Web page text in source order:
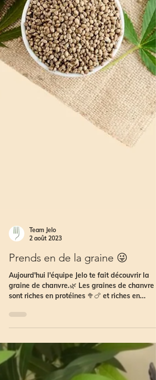
Team Jelo
2 août 2023
Prends en de la graine 😜
Aujourd'hui l'équipe Jelo te fait découvrir la
sont riches en protéines 🥦🍗 et riches en...